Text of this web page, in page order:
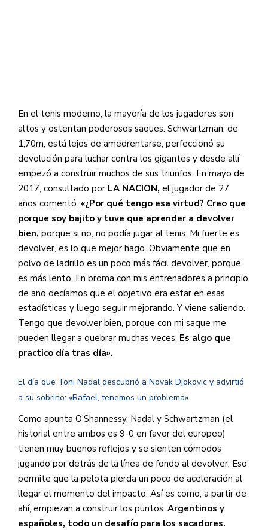
En el tenis moderno, la mayoría de los jugadores son
altos y ostentan poderosos saques. Schwartzman, de
1,70m, está lejos de amedrentarse, perfeccionó su
devolución para luchar contra los gigantes y desde allí
empezó a construir muchos de sus triunfos. En mayo de
2017, consultado por LA NACION, el jugador de 27
años comentó: «¿Por qué tengo esa virtud? Creo que
porque soy bajito y tuve que aprender a devolver
bien, porque si no, no podía jugar al tenis. Mi fuerte es
devolver, es lo que mejor hago. Obviamente que en
polvo de ladrillo es un poco más fácil devolver, porque
es más lento. En broma con mis entrenadores a principio
de año decíamos que el objetivo era estar en esas
estadísticas y luego seguir mejorando. Y viene saliendo.
Tengo que devolver bien, porque con mi saque me
pueden llegar a quebrar muchas veces. Es algo que
practico día tras día».
El día que Toni Nadal descubrió a Novak Djokovic y advirtió
a su sobrino: «Rafael, tenemos un problema»
Como apunta O’Shannessy, Nadal y Schwartzman (el
historial entre ambos es 9-0 en favor del europeo)
tienen muy buenos reflejos y se sienten cómodos
jugando por detrás de la línea de fondo al devolver. Eso
permite que la pelota pierda un poco de aceleración al
llegar el momento del impacto. Así es como, a partir de
ahí, empiezan a construir los puntos. Argentinos y
españoles, todo un desafío para los sacadores.